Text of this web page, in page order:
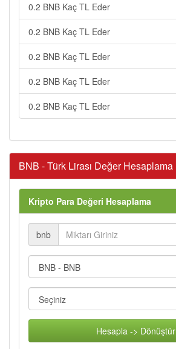
0.2 BNB Kaç TL Eder
0.2 BNB Kaç TL Eder
0.2 BNB Kaç TL Eder
0.2 BNB Kaç TL Eder
0.2 BNB Kaç TL Eder
BNB - Türk Lirası Değer Hesaplama
Kripto Para Değeri Hesaplama
bnb
Hesapla -> Dönüştür